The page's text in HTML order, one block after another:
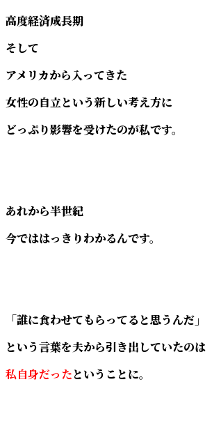
高度経済成長期
そして
アメリカから入ってきた
女性の自立という新しい考え方に
どっぷり影響を受けたのが私です。
あれから半世紀
今でははっきりわかるんです。
「誰に食わせてもらってると思うんだ」
という言葉を夫から引き出していたのは
私自身だったということに。